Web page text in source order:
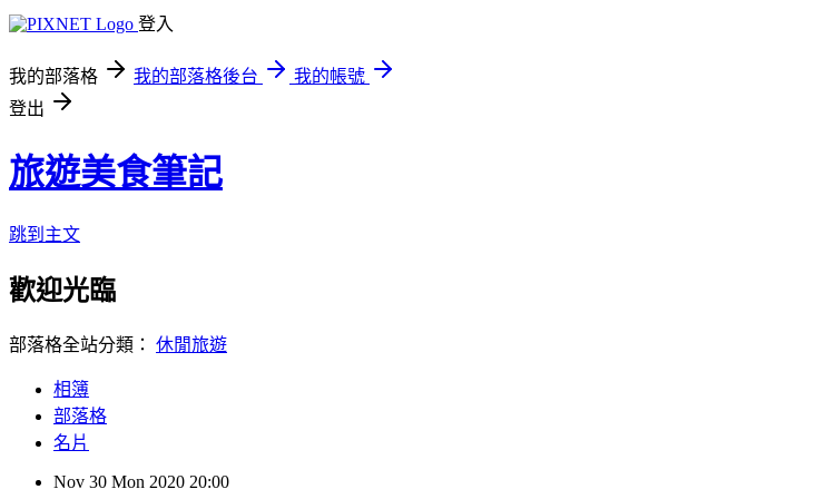
登入
我的部落格 我的部落格後台
我的帳號
登出
旅遊美食筆記
跳到主文
歡迎光臨
部落格全站分類： 休閒旅遊
相簿
部落格
名片
Nov 30 Mon 2020 20:00